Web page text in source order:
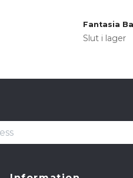
Fantasia
Slut i lager